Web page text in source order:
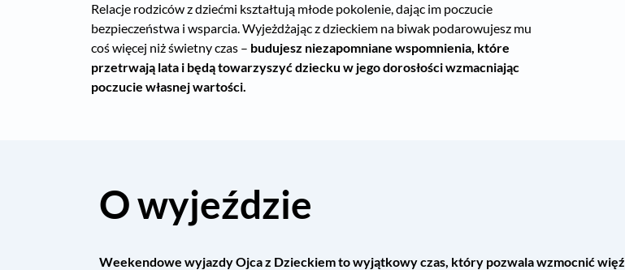
Relacje rodziców z dziećmi kształtują młode pokolenie, dając im poczucie
bezpieczeństwa i wsparcia. Wyjeżdżając z dzieckiem na biwak podarowujesz mu
coś więcej niż świetny czas – budujesz niezapomniane wspomnienia, które
przetrwają lata i będą towarzyszyć dziecku w jego dorosłości wzmacniając
poczucie własnej wartości.
O wyjeździe
Weekendowe wyjazdy Ojca z Dzieckiem to wyjątkowy czas, który pozwala wzmocnić więź